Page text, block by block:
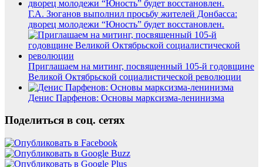
Г.А. Зюганов выполнил просьбу жителей Донбасса:
дворец молодежи “Юность” будет восстановлен.
Приглашаем на митинг, посвященный 105-й годовщине
Великой Октябрьской социалистической революции
Денис Парфенов: Основы марксизма-ленинизма
Поделиться в соц. сетях